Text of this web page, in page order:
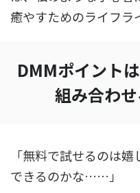
癒やすためのライフラ
DMMポイント
組み合わ
「無料で試せるのは
できるのかな……」